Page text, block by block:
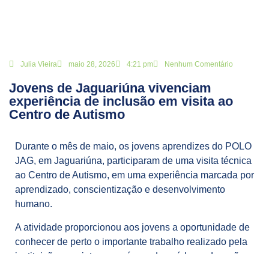
Julia Vieira maio 28, 2026 4:21 pm Nenhum Comentário
Jovens de Jaguariúna vivenciam
experiência de inclusão em visita ao
Centro de Autismo
Durante o mês de maio, os jovens aprendizes do POLO
JAG, em Jaguariúna, participaram de uma visita técnica
ao Centro de Autismo, em uma experiência marcada por
aprendizado, conscientização e desenvolvimento
humano.
A atividade proporcionou aos jovens a oportunidade de
conhecer de perto o importante trabalho realizado pela